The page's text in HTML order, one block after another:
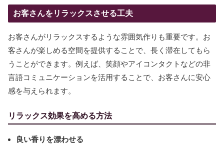
お客さんをリラックスさせる工夫
お客さんがリラックスするような雰囲気作りも重要です。お
客さんが楽しめる空間を提供することで、長く滞在してもら
うことができます。例えば、笑顔やアイコンタクトなどの非
言語コミュニケーションを活用することで、お客さんに安心
感を与えられます。
リラックス効果を高める方法
良い香りを漂わせる